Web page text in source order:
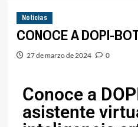
Noticias
CONOCE A DOPI-
27 de marzo de 2024 0
Conoce a
asistente